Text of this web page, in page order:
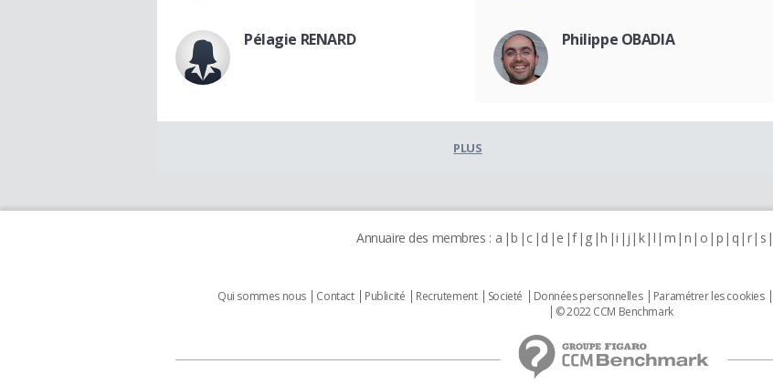
Pélagie RENARD Philippe OBADIA
PLUS
Annuaire des membres : a b c d e f g h i j k l m n o p q r s
Qui sommes nous Contact Publicité Recrutement Societé Données personnelles Paramétrer les cookies
© 2022 CCM Benchmark